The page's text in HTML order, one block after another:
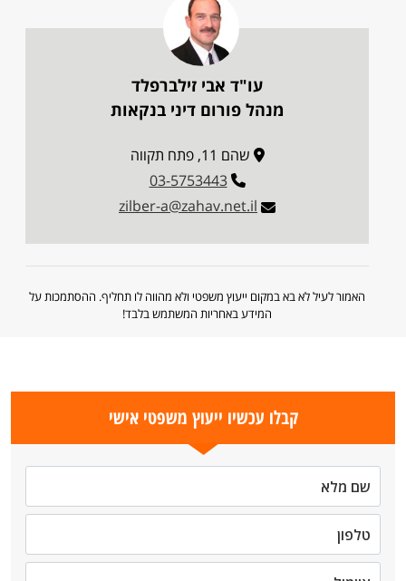
עו"ד אבי זילברפלד
מנהל פורום דיני בנקאות
שהם 11, פתח תקווה
03-5753443
zilber-a@zahav.net.il
האמור לעיל לא בא במקום ייעוץ משפטי ולא מהווה לו תחליף. ההסתמכות על
המידע באחריות המשתמש בלבד!
קבלו עכשיו ייעוץ משפטי אישי